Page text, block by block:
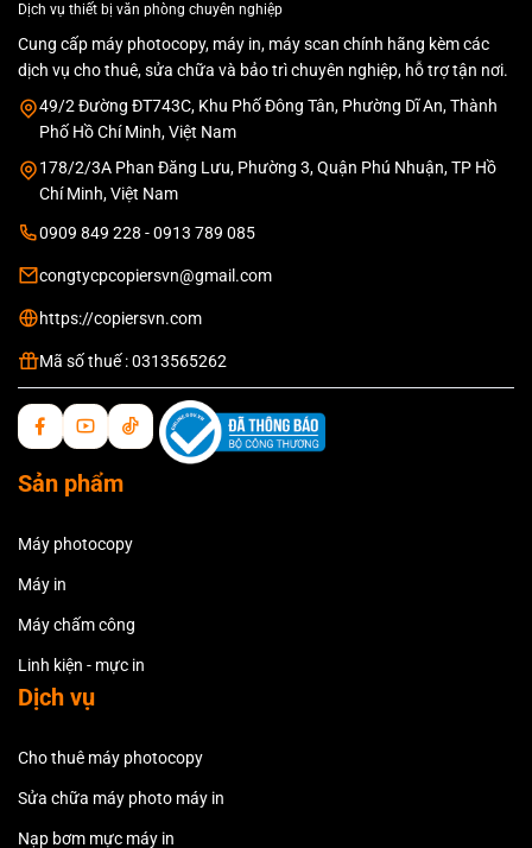
Dịch vụ thiết bị văn phòng chuyên nghiệp
Cung cấp máy photocopy, máy in, máy scan chính hãng kèm các
dịch vụ cho thuê, sửa chữa và bảo trì chuyên nghiệp, hỗ trợ tận nơi.
49/2 Đường ĐT743C, Khu Phố Đông Tân, Phường Dĩ An, Thành
Phố Hồ Chí Minh, Việt Nam
178/2/3A Phan Đăng Lưu, Phường 3, Quận Phú Nhuận, TP Hồ
Chí Minh, Việt Nam
0909 849 228 - 0913 789 085
congtycpcopiersvn@gmail.com
https://copiersvn.com
Mã số thuế : 0313565262
Sản phẩm
Máy photocopy
Máy in
Máy chấm công
Linh kiện - mực in
Dịch vụ
Cho thuê máy photocopy
Sửa chữa máy photo máy in
Nạp bơm mực máy in